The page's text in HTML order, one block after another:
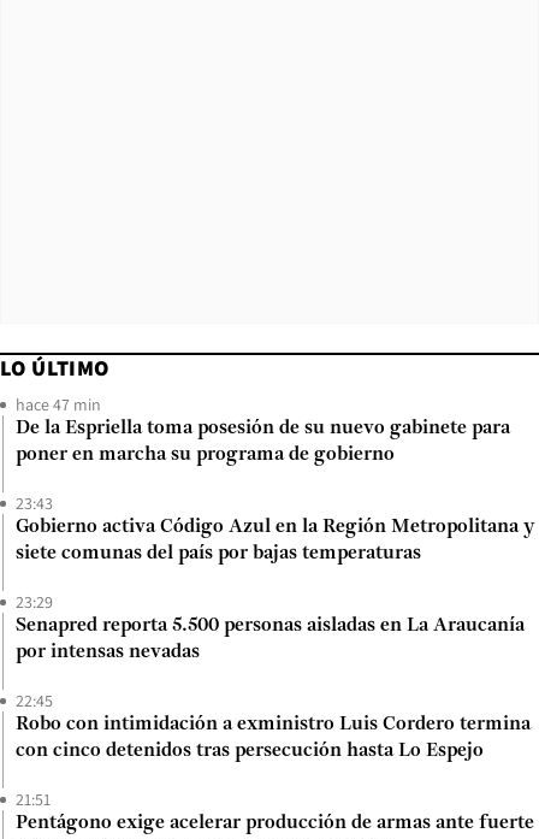
LO ÚLTIMO
hace 47 min
De la Espriella toma posesión de su nuevo gabinete para
poner en marcha su programa de gobierno
23:43
Gobierno activa Código Azul en la Región Metropolitana y
siete comunas del país por bajas temperaturas
23:29
Senapred reporta 5.500 personas aisladas en La Araucanía
por intensas nevadas
22:45
Robo con intimidación a exministro Luis Cordero termina
con cinco detenidos tras persecución hasta Lo Espejo
21:51
Pentágono exige acelerar producción de armas ante fuerte